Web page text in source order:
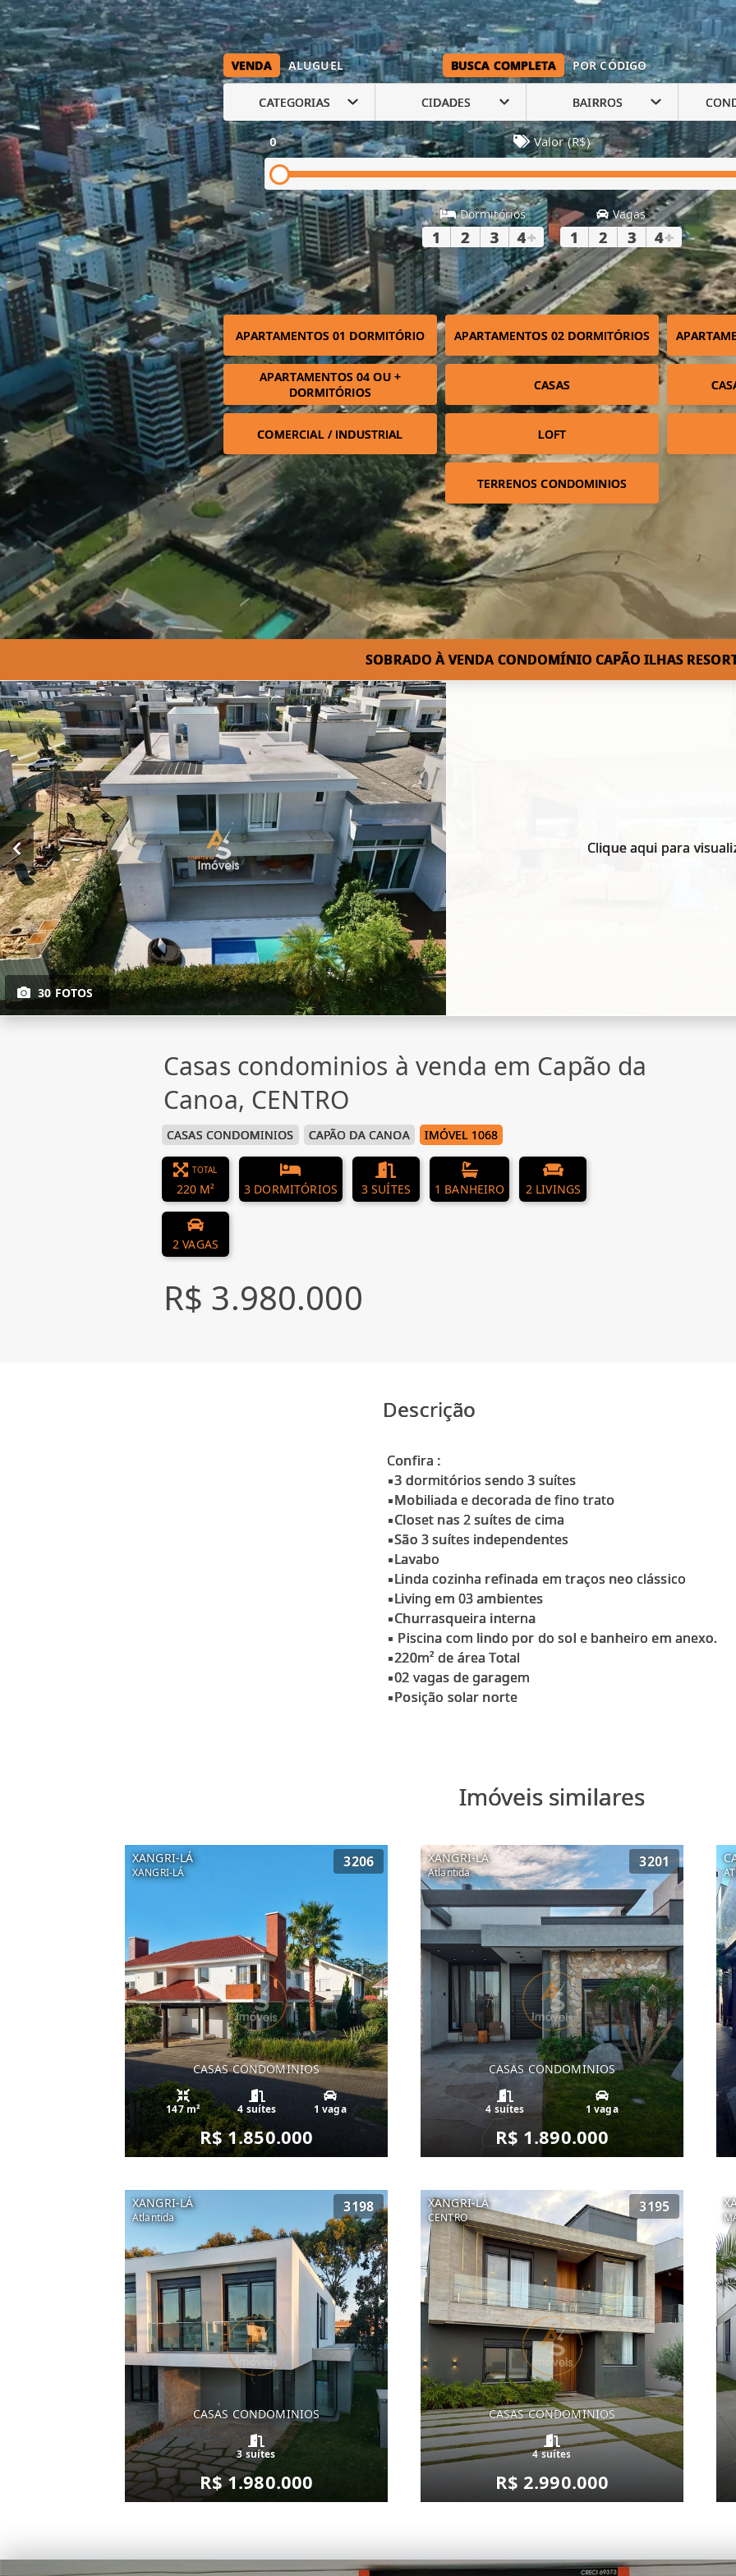
VENDA ALUGUEL BUSCA COMPLETA POR CÓDIGO
CATEGORIAS CIDADES BAIRROS
0 Valor (R$)
Dormitórios
1 2 3 4+
Vagas
1 2 3 4+
APARTAMENTOS 01 DORMITÓRIO APARTAMENTOS 02 DORMITÓRIOS
APARTAMENTOS 04 OU +
DORMITÓRIOS
CASAS
COMERCIAL / INDUSTRIAL LOFT
TERRENOS CONDOMINIOS
SOBRADO À VENDA CONDOMÍNIO CAPÃO ILHAS
30 FOTOS
Clique aqui para
Casas condominios à venda em Capão da
Canoa, CENTRO
CASAS CONDOMINIOS CAPÃO DA CANOA IMÓVEL 1068
TOTAL
220 M² 3 DORMITÓRIOS 3 SUÍTES 1 BANHEIRO 2 LIVINGS
2 VAGAS
R$ 3.980.000
Descrição
Confira :
▪3 dormitórios sendo 3 suítes
▪Mobiliada e decorada de fino trato
▪Closet nas 2 suítes de cima
▪São 3 suítes independentes
▪Lavabo
▪Linda cozinha refinada em traços neo clássico
▪Living em 03 ambientes
▪Churrasqueira interna
▪ Piscina com lindo por do sol e banheiro em anexo.
▪220m² de área Total
▪02 vagas de garagem
Imóveis similares
XANGRI-LÁ
XANGRI-LÁ
3206
CASAS CONDOMINIOS
147 m² 4 suítes 1 vaga
R$ 1.850.000
XANGRI-LÁ
Atlantida
3201
CASAS CONDOMINIOS
4 suítes 1 vaga
R$ 1.890.000
XANGRI-LÁ
Atlantida
3198
CASAS CONDOMINIOS
3 suítes
R$ 1.980.000
XANGRI-LÁ
CENTRO
3195
CASAS CONDOMINIOS
4 suítes
R$ 2.990.000